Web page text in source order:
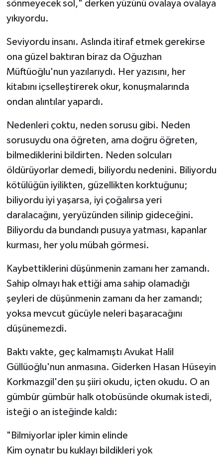
sönmeyecek sol," derken yüzünü ovalaya ovalaya
yıkıyordu.
Seviyordu insanı. Aslında itiraf etmek gerekirse
ona güzel baktıran biraz da Oğuzhan
Müftüoğlu'nun yazılarıydı. Her yazısını, her
kitabını içselleştirerek okur, konuşmalarında
ondan alıntılar yapardı.
Nedenleri çoktu, neden sorusu gibi. Neden
sorusuydu ona öğreten, ama doğru öğreten,
bilmediklerini bildirten. Neden solcuları
öldürüyorlar demedi, biliyordu nedenini. Biliyordu
kötülüğün iyilikten, güzellikten korktuğunu;
biliyordu iyi yaşarsa, iyi çoğalırsa yeri
daralacağını, yeryüzünden silinip gideceğini.
Biliyordu da bundandı pusuya yatması, kapanlar
kurması, her yolu mübah görmesi.
Kaybettiklerini düşünmenin zamanı her zamandı.
Sahip olmayı hak ettiği ama sahip olamadığı
şeyleri de düşünmenin zamanı da her zamandı;
yoksa mevcut gücüyle neleri başaracağını
düşünemezdi.
Baktı vakte, geç kalmamıştı Avukat Halil
Güllüoğlu'nun anmasına. Giderken Hasan Hüseyin
Korkmazgil'den şu şiiri okudu, içten okudu. O an
gümbür gümbür halk otobüsünde okumak istedi,
isteği o an isteğinde kaldı:
"Bilmiyorlar ipler kimin elinde
Kim oynatır bu kuklayı bildikleri yok